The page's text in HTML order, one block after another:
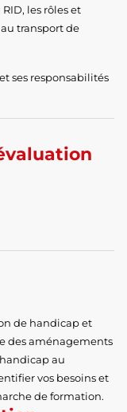
les rôles et
transport de
ses responsabilités
de handicap et
des aménagements
au
vos besoins et
de formation.